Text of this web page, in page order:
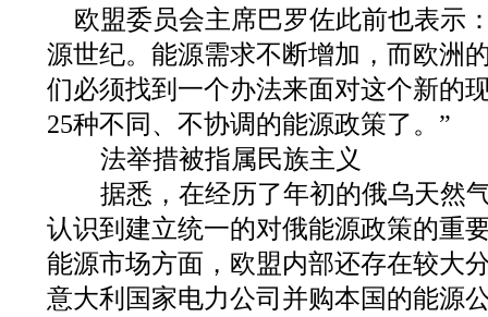
欧盟委员会主席巴罗佐此前也表示
源世纪。能源需求不断增加，而欧洲
们必须找到一个办法来面对这个新的
25种不同、不协调的能源政策了。”
法举措被指属民族主义
据悉，在经历了年初的俄乌天然
认识到建立统一的对俄能源政策的重
能源市场方面，欧盟内部还存在较大
意大利国家电力公司并购本国的能源